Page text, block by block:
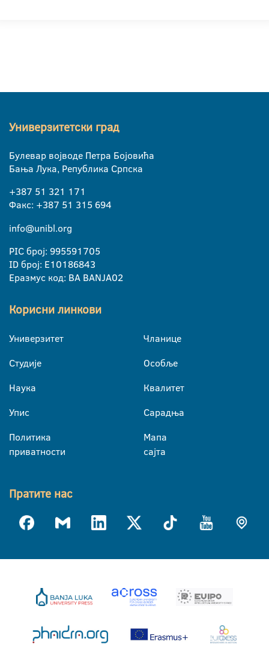
Универзитетски град
Булевар војводе Петра Бојовића
Бања Лука, Република Српска
+387 51 321 171
Факс: +387 51 315 694
info@unibl.org
PIC број: 995591705
ID број: E10186843
Еразмус код: BA BANJA02
Корисни линкови
Универзитет
Студије
Наука
Упис
Политика
приватности
Чланице
Особље
Квалитет
Сарадња
Мапа
сајта
Пратите нас